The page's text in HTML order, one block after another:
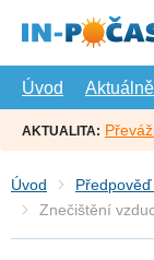
hlavní
Úvod
Aktuálně
AKTUALITA:
Úvod
Znečištění